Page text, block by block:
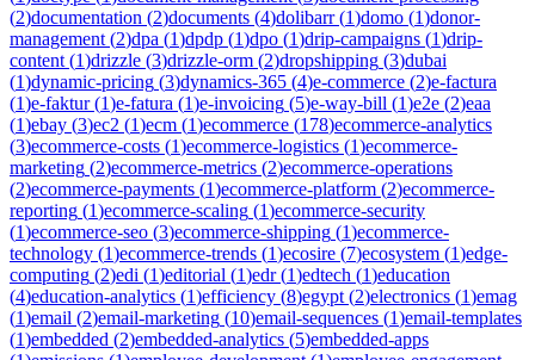
(2)documentation (2)documents (4)dolibarr(1)domo (1)donor-
management (2)dpa (1)dpdp (1)dpo (1)drip-campaigns (1)drip-
content (1)drizzle (3)drizzle-orm (2)dropshipping (3)dubai
(1)dynamic-pricing (3)dynamics-365 (4)e-commerce (2)e-factura
(1)e-faktur(1)e-fatura (1)e-invoicing (5)e-way-bill (1)e2e (2)eaa
(1)ebay (3)ec2 (1)ecm (1)ecommerce (178)ecommerce-analytics
(3)ecommerce-costs (1)ecommerce-logistics (1)ecommerce-
marketing (2)ecommerce-metrics (2)ecommerce-operations
(2)ecommerce-payments (1)ecommerce-platform (2)ecommerce-
reporting (1)ecommerce-scaling (1)ecommerce-security
(1)ecommerce-seo (3)ecommerce-shipping (1)ecommerce-
technology (1)ecommerce-trends (1)ecosire (7)ecosystem (1)edge-
computing (2)edi (1)editorial (1)edr(1)edtech (1)education
(4)education-analytics (1)efficiency (8)egypt (2)electronics (1)emag
(1)email (2)email-marketing (10)email-sequences (1)email-templates
(1)embedded (2)embedded-analytics (5)embedded-apps